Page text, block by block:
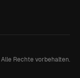
Alle Rechte vorbehalten.